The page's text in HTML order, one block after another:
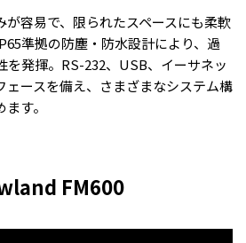
が容易で、限られたスペースにも柔軟
準拠の防塵・防水設計により、過
を発揮。RS-232、USB、イーサネッ
ェースを備え、さまざまなシステム構
す。
FM600